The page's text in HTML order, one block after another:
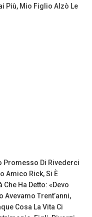
Più, Mio Figlio Alzò Le
Promesso Di Rivederci
Amico Rick, Si È
Ha Detto: «Devo
Avevamo Trent’anni,
Cosa La Vita Ci